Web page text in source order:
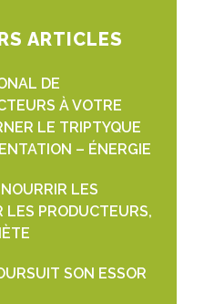
ARTICLES
DE
À VOTRE
LE TRIPTYQUE
– ÉNERGIE
LES
LES PRODUCTEURS,
SON ESSOR